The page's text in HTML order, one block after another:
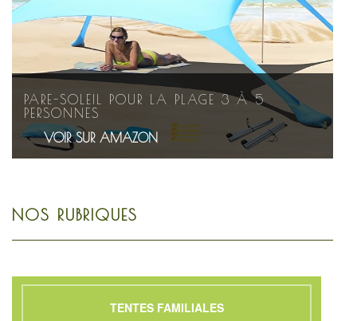
PARE-SOLEIL POUR LA PLAGE 3 À 5
PERSONNES
VOIR SUR AMAZON
NOS RUBRIQUES
TENTES FAMILIALES